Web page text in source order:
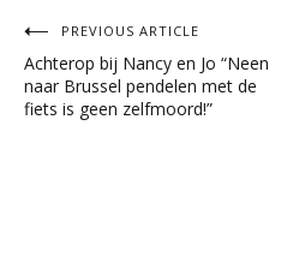
Post
navigation
PREVIOUS ARTICLE
Achterop bij Nancy en Jo “Neen
naar Brussel pendelen met de
fiets is geen zelfmoord!”